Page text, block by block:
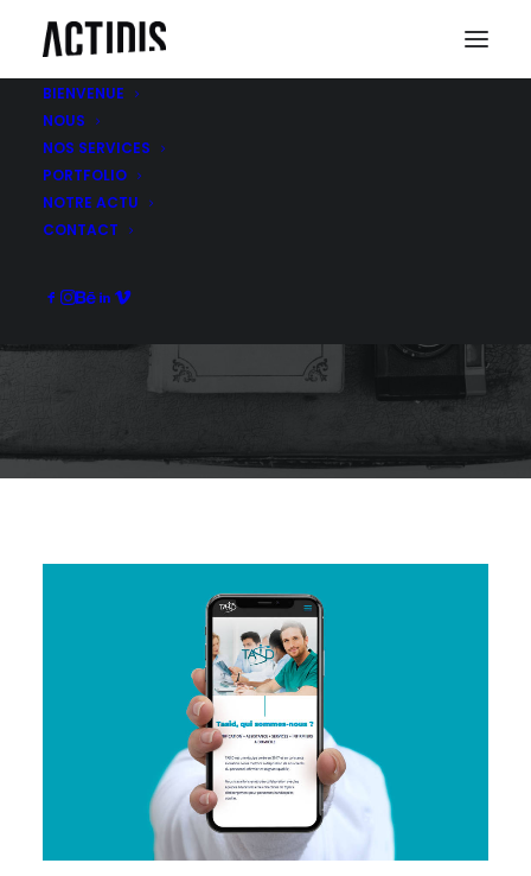
BIENVENUE
NOUS
NOS SERVICES
PORTFOLIO
NOTRE ACTU
CONTACTSTUDIO GRAPHIQUE